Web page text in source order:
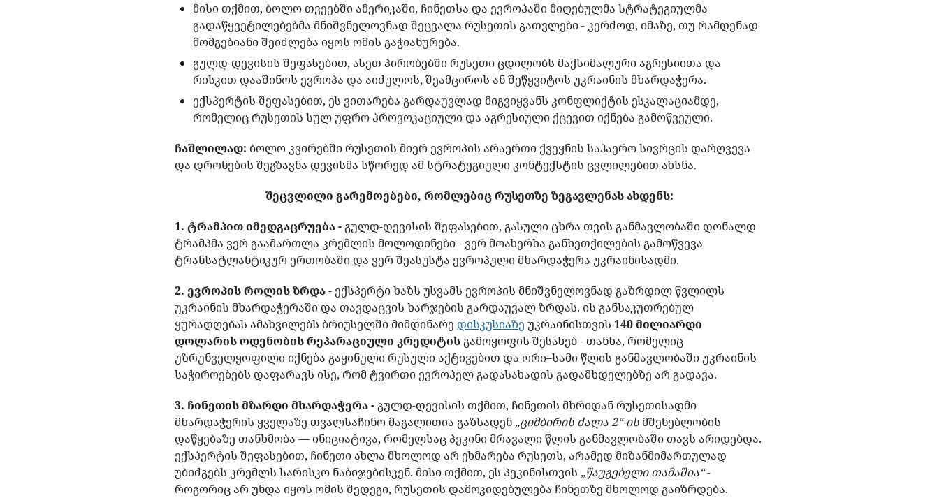
მისი თქმით, ბოლო თვეებში ამერიკაში, ჩინეთსა და ევროპაში მიღებულმა სტრატეგიულმა
გადაწყვეტილებებმა მნიშვნელოვნად შეცვალა რუსეთის გათვლები - კერძოდ, იმაზე, თუ რამდენად
მომგებიანი შეიძლება იყოს ომის გაჭიანურება.
გულდ-დევისის შეფასებით, ასეთ პირობებში რუსეთი ცდილობს მაქსიმალური აგრესიითა და
რისკით დააშინოს ევროპა და აიძულოს, შეამციროს ან შეწყვიტოს უკრაინის მხარდაჭერა.
ექსპერტის შეფასებით, ეს ვითარება გარდაუვლად მიგვიყვანს კონფლიქტის ესკალაციამდე,
რომელიც რუსეთის სულ უფრო პროვოკაციული და აგრესიული ქცევით იქნება გამოწვეული.
ჩაშლილად:ბოლო კვირებში რუსეთის მიერ ევროპის არაერთი ქვეყნის საჰაერო სივრცის დარღვევა
და დრონების შეგზავნა დევისმა სწორედ ამ სტრატეგიული კონტექსტის ცვლილებით ახსნა.
შეცვლილი გარემოებები, რომლებიც რუსეთზე ზეგავლენას ახდენს:
1. ტრამპით იმედგაცრუება -გულდ-დევისის შეფასებით, გასული ცხრა თვის განმავლობაში დონალდ
ტრამპმა ვერ გაამართლა კრემლის მოლოდინები - ვერ მოახერხა განხეთქილების გამოწვევა
ტრანსატლანტიკურ ერთობაში და ვერ შეასუსტა ევროპული მხარდაჭერა უკრაინისადმი.
2. ევროპის როლის ზრდა - ექსპერტი ხაზს უსვამს ევროპის მნიშვნელოვნად გაზრდილ წვლილს
უკრაინის მხარდაჭერაში და თავდაცვის ხარჯების გარდაუვალ ზრდას. ის განსაკუთრებულ
ყურადღებას ამახვილებს ბრიუსელში მიმდინარედისკუსიაზე უკრაინისთვის140 მილიარდი
დოლარის ოდენობის რეპარაციული კრედიტისგამოყოფის შესახებ - თანხა, რომელიც
უზრუნველყოფილი იქნება გაყინული რუსული აქტივებით და ორი–სამი წლის განმავლობაში უკრაინის
საჭიროებებს დაფარავს ისე, რომ ტვირთი ევროპელ გადასახადის გადამხდელებზე არ გადავა.
3. ჩინეთის მზარდი მხარდაჭერა -გულდ-დევისის თქმით, ჩინეთის მხრიდან რუსეთისადმი
მხარდაჭერის ყველაზე თვალსაჩინო მაგალითია გაზსადენ „ციმბირის ძალა 2“-ისმშენებლობის
დაწყებაზე თანხმობა — ინიციატივა, რომელსაც პეკინი მრავალი წლის განმავლობაში თავს არიდებდა.
ექსპერტის შეფასებით, ჩინეთი ახლა მხოლოდ არ ეხმარება რუსეთს, არამედ მიზანმიმართულად
უბიძგებს კრემლს სარისკო ნაბიჯებისკენ. მისი თქმით, ეს პეკინისთვის „წაუგებელი თამაშია“-
როგორიც არ უნდა იყოს ომის შედეგი, რუსეთის დამოკიდებულება ჩინეთზე მხოლოდ გაიზრდება.